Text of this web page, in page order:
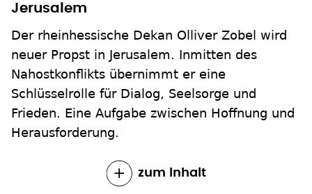
Jerusalem
Der rheinhessische Dekan Olliver Zobel wird
neuer Propst in Jerusalem. Inmitten des
Nahostkonflikts übernimmt er eine
Schlüsselrolle für Dialog, Seelsorge und
Frieden. Eine Aufgabe zwischen Hoffnung und
Herausforderung.
zum Inhalt